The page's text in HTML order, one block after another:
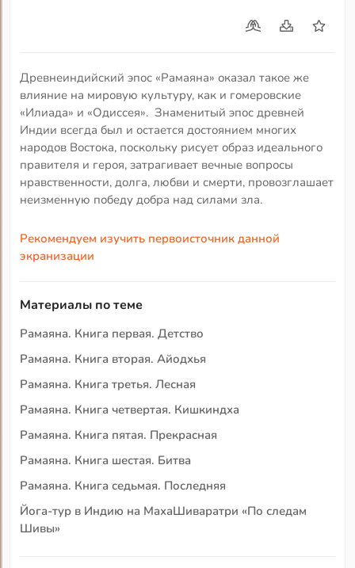
Древнеиндийский эпос «Рамаяна» оказал такое же
влияние на мировую культуру, как и гомеровские
«Илиада» и «Одиссея». Знаменитый эпос древней
Индии всегда был и остается достоянием многих
народов Востока, поскольку рисует образ идеального
правителя и героя, затрагивает вечные вопросы
нравственности, долга, любви и смерти, провозглашает
неизменную победу добра над силами зла.
Рекомендуем изучить первоисточник данной
экранизации
Материалы по теме
Рамаяна. Книга первая. Детство
Рамаяна. Книга вторая. Айодхья
Рамаяна. Книга третья. Лесная
Рамаяна. Книга четвертая. Кишкиндха
Рамаяна. Книга пятая. Прекрасная
Рамаяна. Книга шестая. Битва
Рамаяна. Книга седьмая. Последняя
Йога-тур в Индию на МахаШиваратри «По следам
Шивы»